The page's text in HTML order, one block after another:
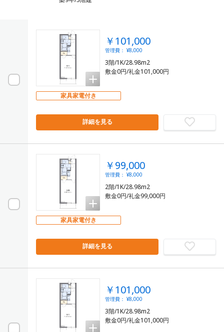
￥101,000
管理費： ¥8,000
3階/1K/28.98m2
敷金0円/礼金101,000円
家具家電付き
詳細を見る
￥99,000
管理費： ¥8,000
2階/1K/28.98m2
敷金0円/礼金99,000円
家具家電付き
詳細を見る
￥101,000
管理費： ¥8,000
3階/1K/28.98m2
敷金0円/礼金101,000円